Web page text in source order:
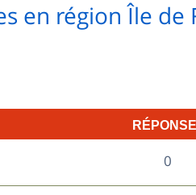
en région Île de
0R
é